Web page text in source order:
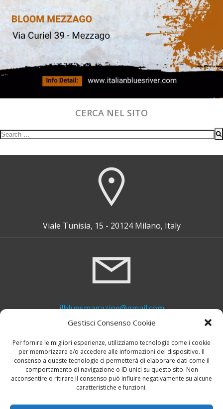
Gestisci Consenso Cookie
Per fornire le migliori esperienze, utilizziamo tecnologie come i cookie
per memorizzare e/o accedere alle informazioni del dispositivo. Il
consenso a queste tecnologie ci permetterà di elaborare dati come il
comportamento di navigazione o ID unici su questo sito. Non
acconsentire o ritirare il consenso può influire negativamente su alcune
caratteristiche e funzioni.
CERCA NEL SITO
Search
Viale Tunisia, 15 - 20124 Milano, Italy
ilbluesmagazine@gmail.com
+39 339 748 6635